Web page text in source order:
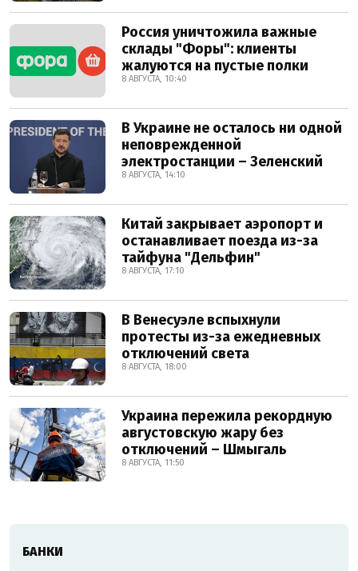
Россия уничтожила важные
склады "Форы": клиенты
жалуются на пустые полки
8 АВГУСТА, 10:40
В Украине не осталось ни одной
неповрежденной
электростанции – Зеленский
8 АВГУСТА, 14:10
Китай закрывает аэропорт и
останавливает поезда из-за
тайфуна "Дельфин"
8 АВГУСТА, 17:10
В Венесуэле вспыхнули
протесты из-за ежедневных
отключений света
8 АВГУСТА, 18:00
Украина пережила рекордную
августовскую жару без
отключений – Шмыгаль
8 АВГУСТА, 11:50
БАНКИ